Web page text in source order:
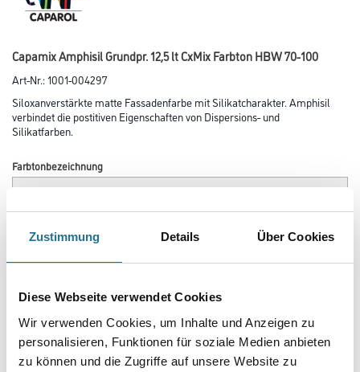
Zustimmung Details Über Cookies
Diese Webseite verwendet Cookies
Wir verwenden Cookies, um Inhalte und Anzeigen zu
personalisieren, Funktionen für soziale Medien anbieten
zu können und die Zugriffe auf unsere Website zu
Capamix Amphisil Grundpr. 12,5 lt CxMix Farbton HBW 70-100
Art-Nr.:1001-004297
Siloxanverstärkte matte Fassadenfarbe mit Silikatcharakter. Amphisil
verbindet die postitiven Eigenschaften von Dispersions- und
Silikatfarben.
Farbtonbezeichnung
Gebinde